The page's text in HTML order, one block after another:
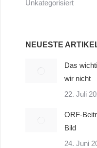
Unkategorisiert
NEUESTE
Das
wir nicht
22. Juli
ORF-
Bild
24. Juni